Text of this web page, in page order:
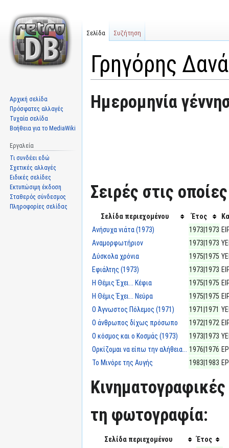
Γρηγόρης
Μετάβαση
στην
Πήδηση
στην
Ημερομηνία
Σειρές στις
Σελίδα περιεχομένου Έτος
Ανήσυχα νιάτα (1973)
1973|1973
Αναμορφωτήριον
1973|1973
Δύσκολα χρόνια
1975|1975
Εφιάλτης (1973)
1973|1973
Η Θέμις Έχει... Κέφια
1975|1975
Η Θέμις Έχει... Νεύρα
1975|1975
Ο Άγνωστος Πόλεμος (1971)
1971|1971
Ο άνθρωπος δίχως πρόσωπο
1972|1972
Ο κόσμος και ο Κοσμάς (1973)
1973|1973
Ορκίζομαι να είπω την αλήθεια... 1976|1976
Το Μινόρε της Αυγής
1983|1983
Κινηματογραφικές
τη φωτογραφία:
Σελίδα περιεχομένου
Έτος
Σελίδα Συζήτηση
Αρχική σελίδα
Πρόσφατες αλλαγές
Τυχαία σελίδα
Βοήθεια για το MediaWiki
Εργαλεία
Τι συνδέει εδώ
Σχετικές αλλαγές
Ειδικές σελίδες
Εκτυπώσιμη έκδοση
Σταθερός σύνδεσμος
Πληροφορίες σελίδας